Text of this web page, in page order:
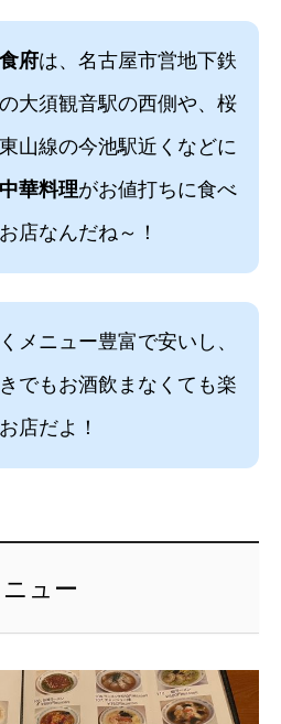
府は、名古屋市営地下鉄
大須観音駅の西側や、桜
山線の今池駅近くなどに
中華料理がお値打ちに食べ
店なんだね～！
メニュー豊富で安いし、
でもお酒飲まなくても楽
店だよ！
ュー